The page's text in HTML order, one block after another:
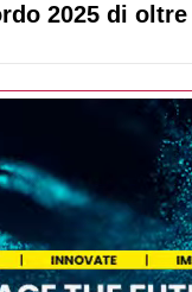
2025 di